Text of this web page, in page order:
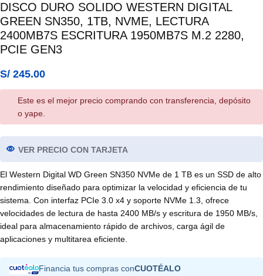
DISCO DURO SOLIDO WESTERN DIGITAL
GREEN SN350, 1TB, NVME, LECTURA
2400MB7S ESCRITURA 1950MB7S M.2 2280,
PCIE GEN3
S/ 245.00
Este es el mejor precio comprando con transferencia, depósito
o yape.
VER PRECIO CON TARJETA
El Western Digital WD Green SN350 NVMe de 1 TB es un SSD de alto
rendimiento diseñado para optimizar la velocidad y eficiencia de tu
sistema. Con interfaz PCIe 3.0 x4 y soporte NVMe 1.3, ofrece
velocidades de lectura de hasta 2400 MB/s y escritura de 1950 MB/s,
ideal para almacenamiento rápido de archivos, carga ágil de
aplicaciones y multitarea eficiente.
Financia tus compras conCUOTÉALO